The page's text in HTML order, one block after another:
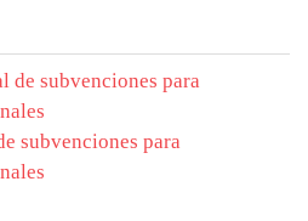
subvenciones para